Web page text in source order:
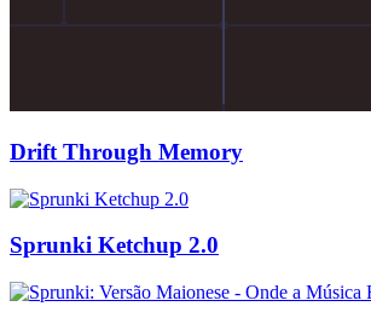
Drift Through Memory
Sprunki Ketchup 2.0